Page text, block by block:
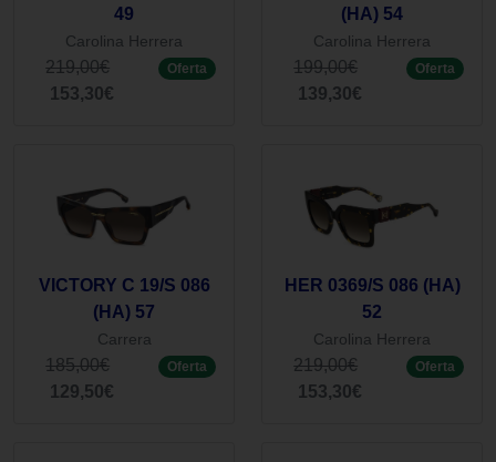
49
Carolina Herrera
219,00€
153,30€
Oferta
(HA) 54
Carolina Herrera
199,00€
139,30€
Oferta
VICTORY C 19/S 086
(HA) 57
Carrera
185,00€
129,50€
Oferta
HER 0369/S 086 (HA)
52
Carolina Herrera
219,00€
153,30€
Oferta